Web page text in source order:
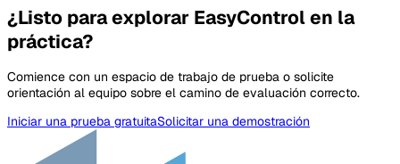
¿Listo para explorar EasyControl en la
práctica?
Comience con un espacio de trabajo de prueba o solicite
orientación al equipo sobre el camino de evaluación correcto.
Iniciar una prueba gratuitaSolicitar una demostración